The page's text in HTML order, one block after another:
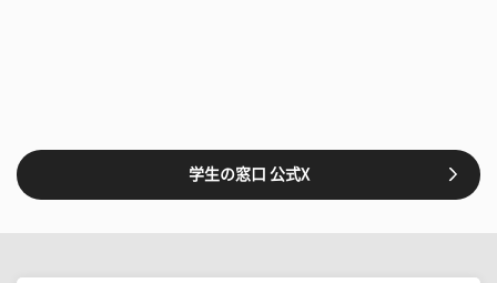
学生の窓口 公式X